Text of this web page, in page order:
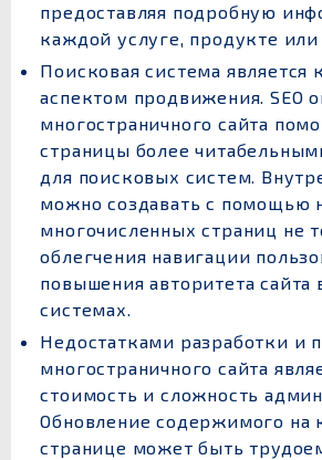
предоставляя подробную
каждой услуге, продукте или
Поисковая система
аспектом продвижения. SEO
многостраничного сайта
страницы более
для поисковых систем.
можно создавать с помощью
многочисленных страниц не
облегчения навигации
повышения авторитета сайта
системах.
Недостатками разработки и
многостраничного сайта
стоимость и сложность
Обновление содержимого на
странице может быть